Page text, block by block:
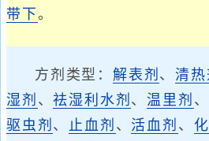
带下 。
方剂类型： 解表剂 、清热
湿剂 、祛湿利水剂 、温里剂 、
驱虫剂 、 止血剂 、 活血剂 、